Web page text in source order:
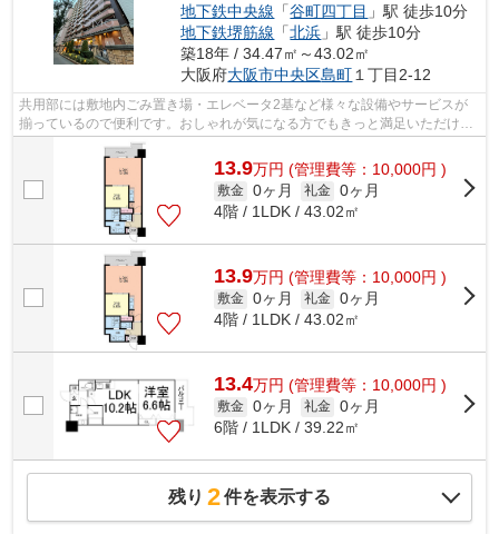
地下鉄中央線 「谷町四丁目 」駅 徒歩10分
地下鉄堺筋線 「北浜 」駅 徒歩10分
築18年 / 34.47㎡～43.02㎡
大阪府大阪市中央区島町 １丁目2-12
共用部には敷地内ごみ置き場・エレベータ2基など様々な設備やサービスが
揃っているので便利です。おしゃれが気になる方でもきっと満足いただけ
る、デザイナーズ物件です。魅力的で眺望...
13.9万円 (管理費等：10,000円 )
敷金 0ヶ月 礼金 0ヶ月
4階 / 1LDK / 43.02㎡
13.9万円 (管理費等：10,000円 )
敷金 0ヶ月 礼金 0ヶ月
4階 / 1LDK / 43.02㎡
13.4万円 (管理費等：10,000円 )
敷金 0ヶ月 礼金 0ヶ月
6階 / 1LDK / 39.22㎡
残り 2件を表示する